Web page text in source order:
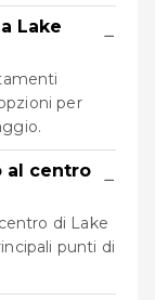
Lake
−
per
al centro
−
di Lake
punti di